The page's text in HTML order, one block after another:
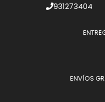
931273404
ENVÍOS